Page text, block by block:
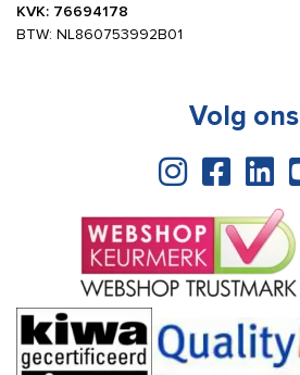
KVK: 76694178
BTW: NL860753992B01
Volg ons